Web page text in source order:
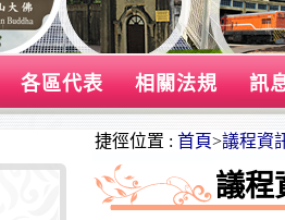
各區代表 相關法規 訊
捷徑位置 : 首頁>議程資
議程